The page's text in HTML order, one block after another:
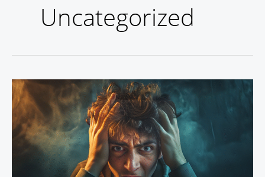
Uncategorized
क्या
आपके
दिमाग
में
बार-
बार